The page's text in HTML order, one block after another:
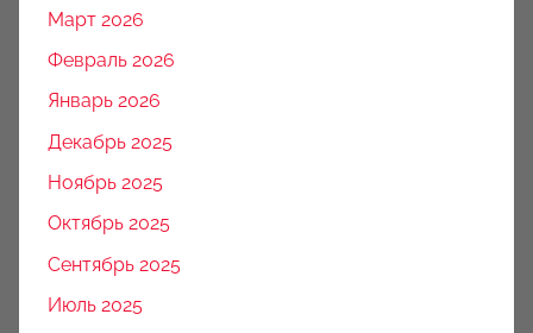
Март 2026
Февраль 2026
Январь 2026
Декабрь 2025
Ноябрь 2025
Октябрь 2025
Сентябрь 2025
Июль 2025